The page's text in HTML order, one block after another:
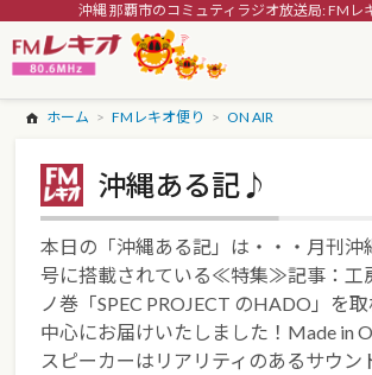
沖縄 那覇市のコミュティラジオ放送局: FMレ
ホーム FMレキオ便り ON AIR
沖縄ある記♪
本日の「沖縄ある記」は・・・月刊沖
号に搭載されている≪特集≫記事：
ノ巻「SPEC PROJECT のHADO」を
中心にお届けいたしました！Made in
スピーカーはリアリティのあるサウン